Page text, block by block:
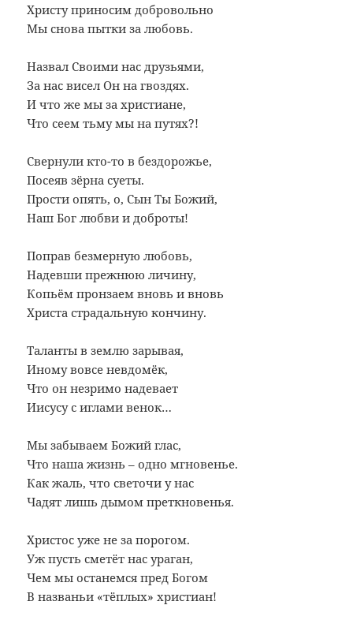
Христу приносим добровольно
Мы снова пытки за любовь.
Назвал Своими нас друзьями,
За нас висел Он на гвоздях.
И что же мы за христиане,
Что сеем тьму мы на путях?!
Свернули кто-то в бездорожье,
Посеяв зёрна суеты.
Прости опять, о, Сын Ты Божий,
Наш Бог любви и доброты!
Поправ безмерную любовь,
Надевши прежнюю личину,
Копьём пронзаем вновь и вновь
Христа страдальную кончину.
Таланты в землю зарывая,
Иному вовсе невдомёк,
Что он незримо надевает
Иисусу с иглами венок…
Мы забываем Божий глас,
Что наша жизнь – одно мгновенье.
Как жаль, что светочи у нас
Чадят лишь дымом преткновенья.
Христос уже не за порогом.
Уж пусть сметёт нас ураган,
Чем мы останемся пред Богом
В названьи «тёплых» христиан!